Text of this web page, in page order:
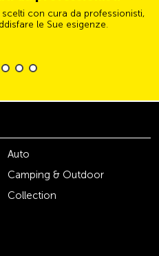
con cura da professionisti,
le Sue esigenze.
Auto
Camping & Outdoor
Collection